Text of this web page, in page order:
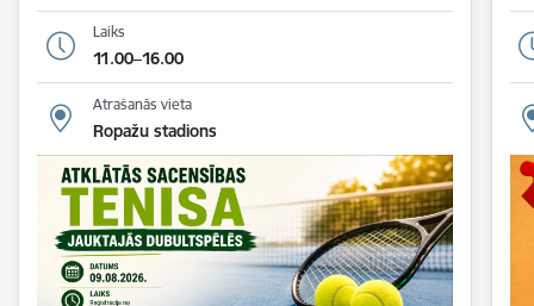
Laiks
11.00–16.00
Atrašanās vieta
Ropažu stadions